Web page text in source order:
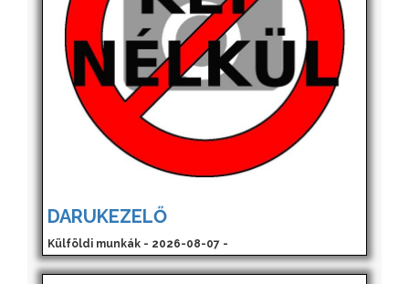
DARUKEZELŐ
Külföldi munkák - 2026-08-07 -